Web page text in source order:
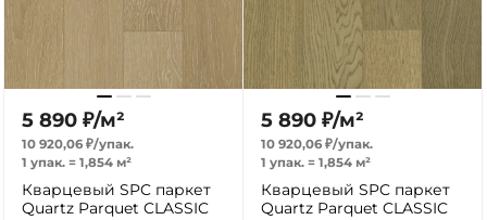
5 890 ₽/м²
10 920,06 ₽/упак.
1 упак. = 1,854 м²
Кварцевый SPC паркет
Quartz Parquet CLASSIC
5 890 ₽/м²
10 920,06 ₽/упак.
1 упак. = 1,854 м²
Кварцевый SPC паркет
Quartz Parquet CLASSIC